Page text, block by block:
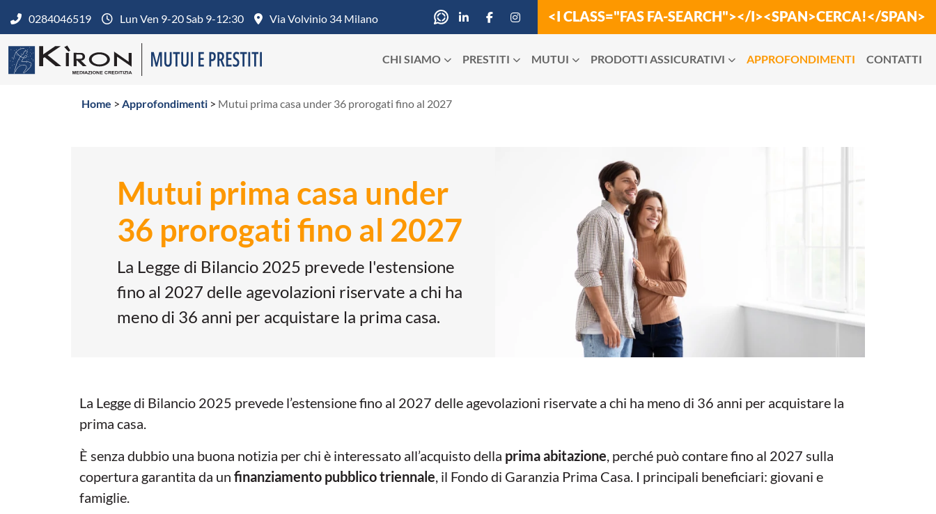
0284046519 Lun Ven 9-20 Sab 9-12:30 Via Volvinio 34 Milano <I CLASS="FAS FA-SEARCH"></I><SPAN>CERCA!</SPAN>
CHI SIAMO PRESTITI MUTUI PRODOTTI ASSICURATIVI APPROFONDIMENTI CONTATTI
Home > Approfondimenti > Mutui prima casa under 36 prorogati fino al 2027
Mutui prima casa under
36 prorogati fino al 2027
La Legge di Bilancio 2025 prevede l'estensione
fino al 2027 delle agevolazioni riservate a chi ha
meno di 36 anni per acquistare la prima casa.
La Legge di Bilancio 2025 prevede l’estensione fino al 2027 delle agevolazioni riservate a chi ha meno di 36 anni per acquistare la
prima casa.
È senza dubbio una buona notizia per chi è interessato all’acquisto della prima abitazione, perché può contare fino al 2027 sulla
copertura garantita da un finanziamento pubblico triennale, il Fondo di Garanzia Prima Casa. I principali beneficiari: giovani e
famiglie.